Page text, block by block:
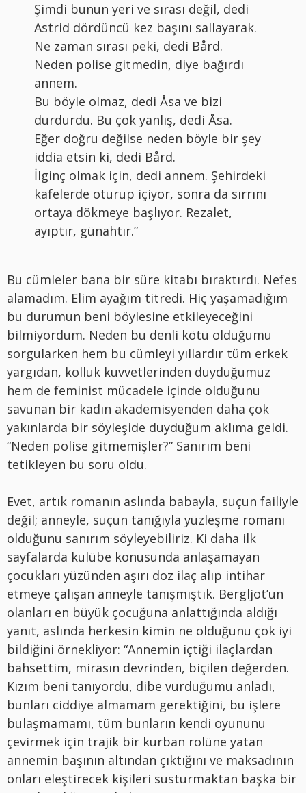
Şimdi bunun yeri ve sırası değil, dedi
Astrid dördüncü kez başını sallayarak.
Ne zaman sırası peki, dedi Bård.
Neden polise gitmedin, diye bağırdı
annem.
Bu böyle olmaz, dedi Åsa ve bizi
durdurdu. Bu çok yanlış, dedi Åsa.
Eğer doğru değilse neden böyle bir şey
iddia etsin ki, dedi Bård.
İlginç olmak için, dedi annem. Şehirdeki
kafelerde oturup içiyor, sonra da sırrını
ortaya dökmeye başlıyor. Rezalet,
ayıptır, günahtır.”
Bu cümleler bana bir süre kitabı bıraktırdı. Nefes
alamadım. Elim ayağım titredi. Hiç yaşamadığım
bu durumun beni böylesine etkileyeceğini
bilmiyordum. Neden bu denli kötü olduğumu
sorgularken hem bu cümleyi yıllardır tüm erkek
yargıdan, kolluk kuvvetlerinden duyduğumuz
hem de feminist mücadele içinde olduğunu
savunan bir kadın akademisyenden daha çok
yakınlarda bir söyleşide duyduğum aklıma geldi.
“Neden polise gitmemişler?” Sanırım beni
tetikleyen bu soru oldu.
Evet, artık romanın aslında babayla, suçun failiyle
değil; anneyle, suçun tanığıyla yüzleşme romanı
olduğunu sanırım söyleyebiliriz. Ki daha ilk
sayfalarda kulübe konusunda anlaşamayan
çocukları yüzünden aşırı doz ilaç alıp intihar
etmeye çalışan anneyle tanışmıştık. Bergljot’un
olanları en büyük çocuğuna anlattığında aldığı
yanıt, aslında herkesin kimin ne olduğunu çok iyi
bildiğini örnekliyor: “Annemin içtiği ilaçlardan
bahsettim, mirasın devrinden, biçilen değerden.
Kızım beni tanıyordu, dibe vurduğumu anladı,
bunları ciddiye almamam gerektiğini, bu işlere
bulaşmamamı, tüm bunların kendi oyununu
çevirmek için trajik bir kurban rolüne yatan
annemin başının altından çıktığını ve maksadının
onları eleştirecek kişileri susturmaktan başka bir